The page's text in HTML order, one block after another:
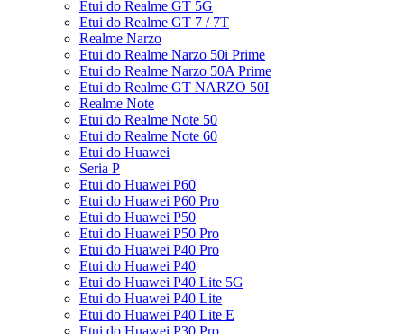
Etui do Realme GT 5G
Etui do Realme GT 7 / 7T
Realme Narzo
Etui do Realme Narzo 50i Prime
Etui do Realme Narzo 50A Prime
Etui do Realme GT NARZO 50I
Realme Note
Etui do Realme Note 50
Etui do Realme Note 60
Etui do Huawei
Seria P
Etui do Huawei P60
Etui do Huawei P60 Pro
Etui do Huawei P50
Etui do Huawei P50 Pro
Etui do Huawei P40 Pro
Etui do Huawei P40
Etui do Huawei P40 Lite 5G
Etui do Huawei P40 Lite
Etui do Huawei P40 Lite E
Etui do Huawei P30 Pro